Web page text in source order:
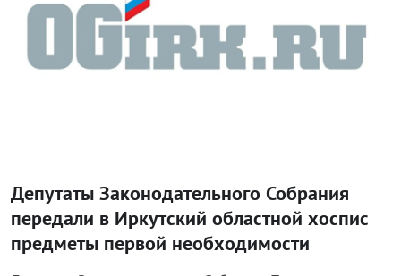
Депутаты Законодательного Собрания
передали в Иркутский областной хоспис
предметы первой необходимости